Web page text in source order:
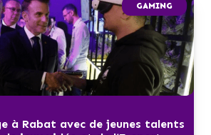
GAMING
à Rabat avec de jeunes talents